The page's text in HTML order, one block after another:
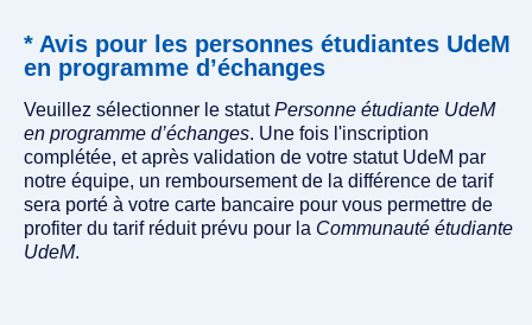
* Avis pour les personnes étudiantes UdeM
en programme d’échanges
Veuillez sélectionner le statutPersonne étudiante UdeM
en programme d’échanges. Une fois l'inscription
complétée, et après validation de votre statut UdeM par
notre équipe, un remboursement de la différence de tarif
sera porté à votre carte bancaire pour vous permettre de
profiter du tarif réduit prévu pour la Communauté étudiante
UdeM.